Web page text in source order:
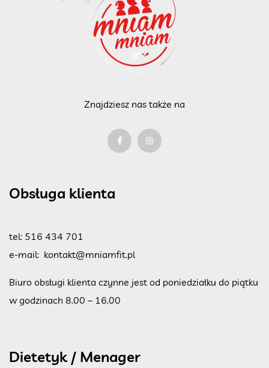
Znajdziesz nas także na
Obsługa klienta
tel: 516 434 701
e-mail: kontakt@mniamfit.pl
Biuro obsługi klienta czynne jest od poniedziałku do piątku
w godzinach 8.00 – 16.00
Dietetyk / Menager